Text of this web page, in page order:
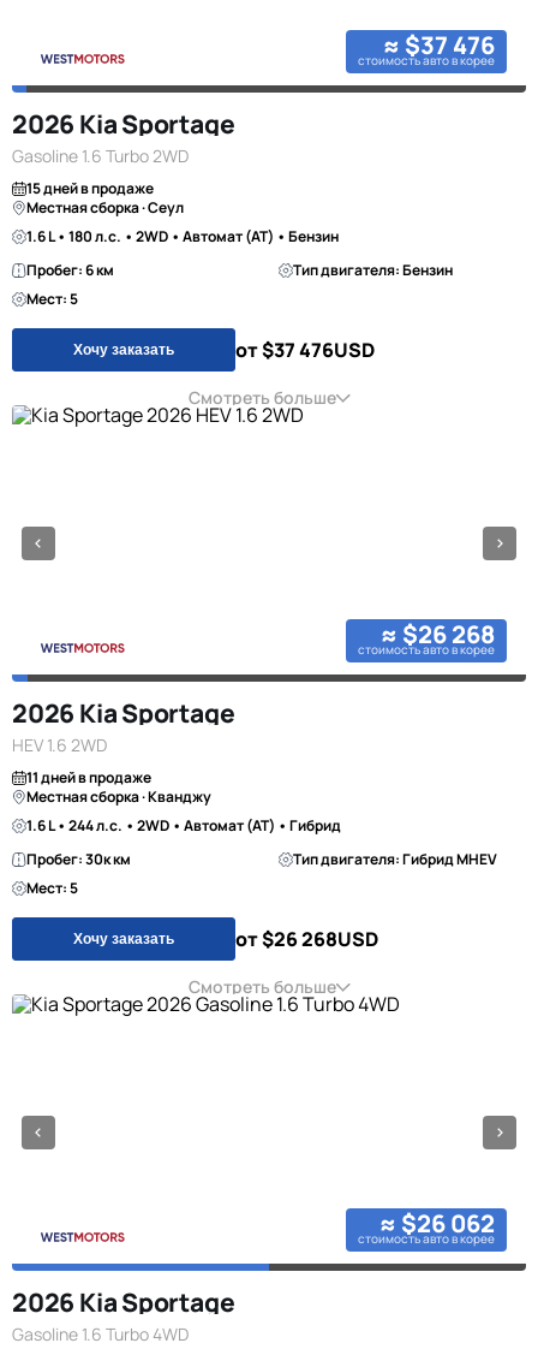
≈ $37 476
стоимость авто в корее
2026 Kia Sportage
Gasoline 1.6 Turbo 2WD
15 дней в продаже
Местная сборка · Сеул
1.6 L • 180 л.с. • 2WD • Автомат (AT) • Бензин
Пробег: 6 км
Тип двигателя: Бензин
Мест: 5
Хочу заказать от $37 476USD
Смотреть больше
≈ $26 268
стоимость авто в корее
2026 Kia Sportage
HEV 1.6 2WD
11 дней в продаже
Местная сборка · Кванджу
1.6 L • 244 л.с. • 2WD • Автомат (AT) • Гибрид
Пробег: 30к км
Тип двигателя: Гибрид MHEV
Мест: 5
Хочу заказать от $26 268USD
Смотреть больше
≈ $26 062
стоимость авто в корее
2026 Kia Sportage
Gasoline 1.6 Turbo 4WD